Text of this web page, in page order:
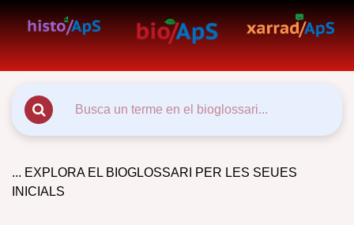
... EXPLORA EL BIOGLOSSARI PER LES SEUES
INICIALS